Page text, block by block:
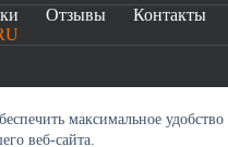
максимальное удобство
веб-сайта.
Отзывы
Контакты
© 2026